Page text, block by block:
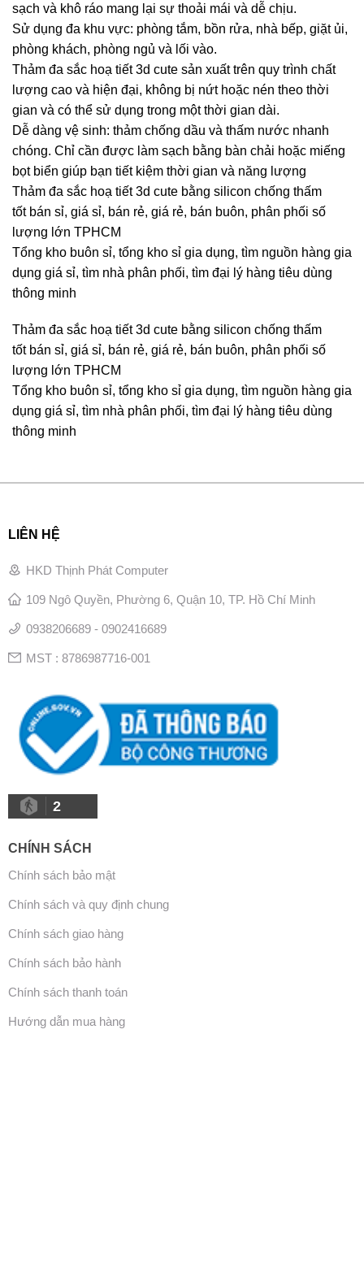
sạch và khô ráo mang lại sự thoải mái và dễ chịu.
Sử dụng đa khu vực: phòng tắm, bồn rửa, nhà bếp, giặt ủi,
phòng khách, phòng ngủ và lối vào.
Thảm đa sắc hoạ tiết 3d cute sản xuất trên quy trình chất
lượng cao và hiện đại, không bị nứt hoặc nén theo thời
gian và có thể sử dụng trong một thời gian dài.
Dễ dàng vệ sinh: thảm chống dầu và thấm nước nhanh
chóng. Chỉ cần được làm sạch bằng bàn chải hoặc miếng
bọt biển giúp bạn tiết kiệm thời gian và năng lượng
Thảm đa sắc hoạ tiết 3d cute bằng silicon chống thấm
tốt bán sỉ, giá sỉ, bán rẻ, giá rẻ, bán buôn, phân phối số
lượng lớn TPHCM
Tổng kho buôn sỉ, tổng kho sỉ gia dụng, tìm nguồn hàng gia
dụng giá sỉ, tìm nhà phân phối, tìm đại lý hàng tiêu dùng
thông minh
Thảm đa sắc hoạ tiết 3d cute bằng silicon chống thấm
tốt bán sỉ, giá sỉ, bán rẻ, giá rẻ, bán buôn, phân phối số
lượng lớn TPHCM
Tổng kho buôn sỉ, tổng kho sỉ gia dụng, tìm nguồn hàng gia
dụng giá sỉ, tìm nhà phân phối, tìm đại lý hàng tiêu dùng
thông minh
LIÊN HỆ
HKD Thịnh Phát Computer
109 Ngô Quyền, Phường 6, Quận 10, TP. Hồ Chí Minh
0938206689 - 0902416689
MST : 8786987716-001
2
CHÍNH SÁCH
Chính sách bảo mật
Chính sách và quy định chung
Chính sách giao hàng
Chính sách bảo hành
Chính sách thanh toán
Hướng dẫn mua hàng